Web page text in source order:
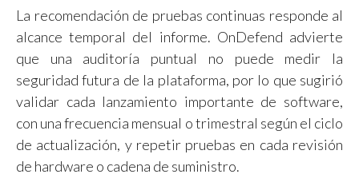
La recomendación de pruebas continuas responde al
alcance temporal del informe. OnDefend advierte
que una auditoría puntual no puede medir la
seguridad futura de la plataforma, por lo que sugirió
validar cada lanzamiento importante de software,
con una frecuencia mensual o trimestral según el ciclo
de actualización, y repetir pruebas en cada revisión
de hardware o cadena de suministro.